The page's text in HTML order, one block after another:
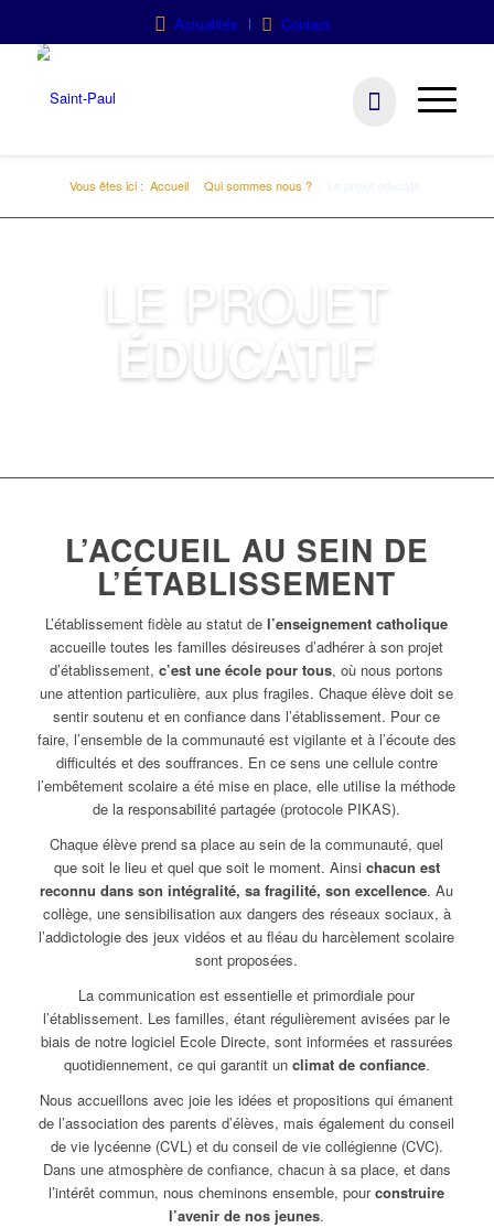
Actualités Contact
Vous êtes ici : Accueil Qui sommes nous ?
LE PROJET
ÉDUCATIF
L’ACCUEIL AU SEIN DE
L’ÉTABLISSEMENT
L’établissement fidèle au statut del’enseignement catholique
accueille toutes les familles désireuses d’adhérer à son projet
d’établissement,c’est une école pour tous, où nous portons
une attention particulière, aux plus fragiles. Chaque élève doit se
sentir soutenu et en confiance dans l’établissement. Pour ce
faire, l’ensemble de la communauté est vigilante et à l’écoute des
difficultés et des souffrances. En ce sens une cellule contre
l’embêtement scolaire a été mise en place, elle utilise la méthode
de la responsabilité partagée (protocole PIKAS).
Chaque élève prend sa place au sein de la communauté, quel
que soit le lieu et quel que soit le moment. Ainsi chacun est
reconnu dans son intégralité, sa fragilité, son excellence. Au
collège, une sensibilisation aux dangers des réseaux sociaux, à
l’addictologie des jeux vidéos et au fléau du harcèlement scolaire
sont proposées.
La communication est essentielle et primordiale pour
l’établissement. Les familles, étant régulièrement avisées par le
biais de notre logiciel Ecole Directe, sont informées et rassurées
quotidiennement, ce qui garantit un climat de confiance.
Nous accueillons avec joie les idées et propositions qui émanent
de l’association des parents d’élèves, mais également du conseil
de vie lycéenne (CVL) et du conseil de vie collégienne (CVC).
Dans une atmosphère de confiance, chacun à sa place, et dans
l’intérêt commun, nous cheminons ensemble, pourconstruire
l’avenir de nos jeunes.